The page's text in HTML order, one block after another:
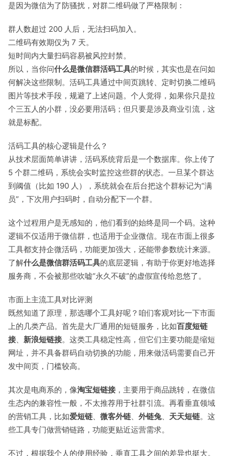
是因为微信为了防骚扰，对群二维码做了严格限制：
群人数超过 200 人后，无法扫码加入。
二维码有效期仅为 7 天。
短时间内大量扫码容易被风控封禁。
所以，当你问什么是微信群活码工具的时候，其实也是在问如
何解决这些限制。活码工具通过中间页跳转、定时切换二维码
图片等技术手段，规避了上述问题。个人觉得，如果你只是拉
个三五人的小群，没必要用活码；但只要是涉及商业引流，这
就是标配。
活码工具的核心逻辑是什么？
从技术层面简单讲讲，活码系统背后是一个数据库。你上传了
5 个群二维码，系统会实时监控这些群的状态。一旦某个群达
到阈值（比如 190 人），系统就会在后台把这个群标记为“满
员”，下次用户扫码时，自动分配下一个群。
这个过程用户是无感知的，他们看到的始终是同一个码。这种
逻辑不仅适用于微信群，也适用于企业微信。现在市面上很多
工具都支持企微活码，功能更加强大，还能带参数统计来源。
了解什么是微信群活码工具的底层逻辑，有助于你更好地选择
服务商，不会被那些吹嘘“永久不破”的虚假宣传给忽悠了。
市面上主流工具对比评测
既然知道了原理，那选哪个工具好呢？咱们客观对比一下市面
上的几类产品。首先是大厂通用的短链服务，比如百度短链
接、 新浪短链接。这类工具稳定性高，但它们主要功能是缩短
网址，并不具备群码自动切换的功能，用来做活码需要自己开
发中间页，门槛较高。
其次是电商系的，像淘宝短链接 ，主要用于商品跳转，在微信
生态内的兼容性一般，不太推荐用于社群引流。再看垂直领域
的营销工具，比如爱短链、 微客外链、 外链兔、 天天短链。这
些工具专门做营销链路，功能更贴近运营需求。
不过，根据我个人的使用经验，垂直工具之间的差异也挺大。